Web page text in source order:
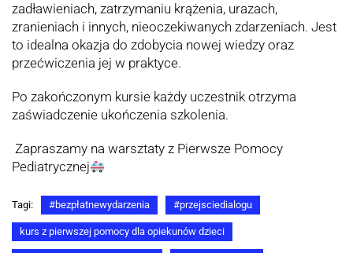
zadławieniach, zatrzymaniu krążenia, urazach,
zranieniach i innych, nieoczekiwanych zdarzeniach. Jest
to idealna okazja do zdobycia nowej wiedzy oraz
przećwiczenia jej w praktyce.
Po zakończonym kursie każdy uczestnik otrzyma
zaświadczenie ukończenia szkolenia.
Zapraszamy na warsztaty z Pierwsze Pomocy
Pediatrycznej
Tagi: #bezpłatnewydarzenia #przejsciedialogu
kurs z pierwszej pomocy dla opiekunów dzieci